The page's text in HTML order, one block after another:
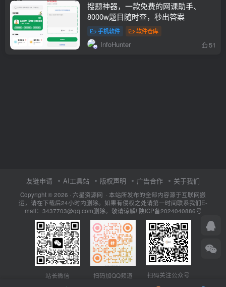
搜题神器，一款免费的网课助手、
8000w题目随时查，秒出答案
手机软件 软件仓库
InfoHunter 51
友链申请 AI工具站 版权声明 广告合作 关于我们
Copyright © 2026 · 六星资源网 · 本站所发布的全部内容源于互联网搬
运，请在下载后24小时内删除。如果有侵权之处请第一时间联系我们E-
mail：3437703@qq.com删除。敬请谅解! 陕ICP备2024040886号
站长微信 扫码加QQ频道 扫码关注公众号